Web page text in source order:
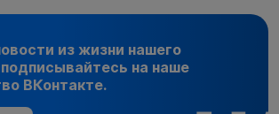
из жизни нашего
на наше
ВКонтакте.